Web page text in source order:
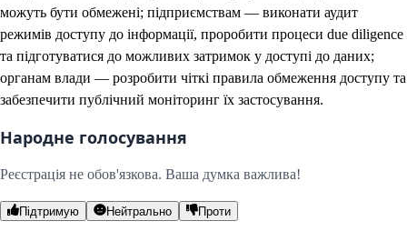
можуть бути обмежені; підприємствам — виконати аудит
режимів доступу до інформації, проробити процеси due diligence
та підготуватися до можливих затримок у доступі до даних;
органам влади — розробити чіткі правила обмеження доступу та
забезпечити публічний моніторинг їх застосування.
Народне голосування
Реєстрація не обов'язкова. Ваша думка важлива!
Підтримую Нейтрально Проти